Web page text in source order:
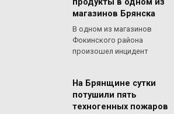
продукты в одном из
магазинов Брянска
В одном из магазинов
Фокинского района
произошел инцидент
На Брянщине сутки
потушили пять
техногенных пожаров